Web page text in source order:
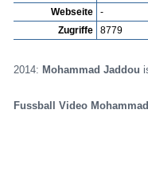
Webseite
-
Zugriffe
8779
2014: Mohammad Jaddou
Fussball Video